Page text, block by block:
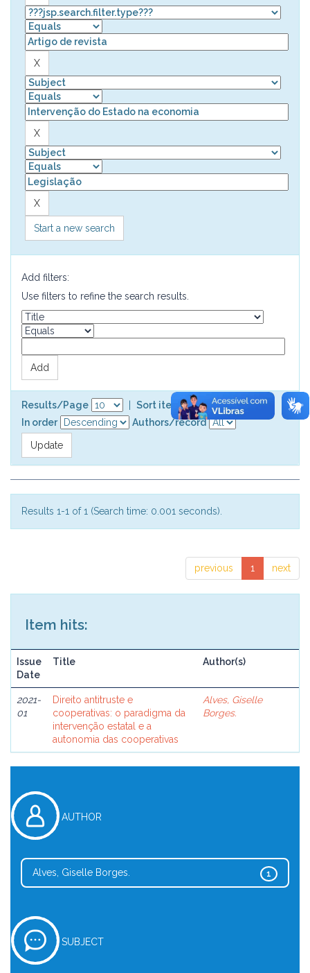
Start a new search
Add filters:
Use filters to refine the search results.
Results/Page
Sort items by
In order
Authors/record
Results 1-1 of 1 (Search time: 0.001 seconds).
previous 1 next
Item hits:
Issue
Date
Title Author(s)
2021-
01
Direito antitruste e
cooperativas: o paradigma da
intervenção estatal e a
autonomia das cooperativas
Alves, Giselle
Borges.
AUTHOR
1
Alves, Giselle Borges.
SUBJECT